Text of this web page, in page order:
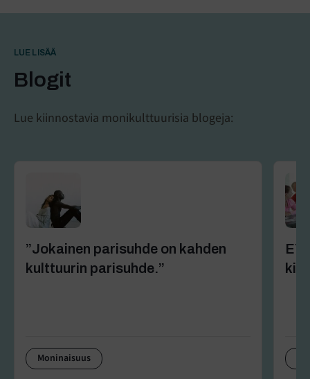
LUE LISÄÄ
Blogit
Lue kiinnostavia monikulttuurisia blogeja:
”Jokainen parisuhde on kahden
kulttuurin parisuhde.”
Moninaisuus